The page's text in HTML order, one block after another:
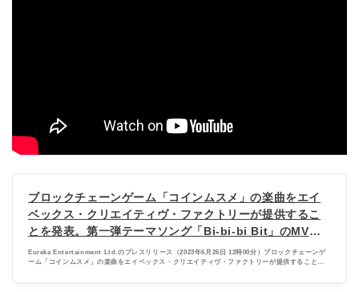
ブロックチェーンゲーム「コインムスメ」の楽曲をエイ
ベックス・クリエイティヴ・ファクトリーが提供するこ
とを発表。第一弾テーマソング「Bi-bi-bi Bit」のMVを
公開。 | Eureka Entertainment Ltd.のプレスリリース
Eureka Entertainment Ltd.のプレスリリース（2023年6月26日 12時00分）ブロックチェーンゲ
ーム「コインムスメ」の楽曲をエイベックス・クリエイティヴ・ファクトリーが提供することを